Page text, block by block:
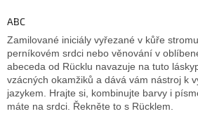
ABC
Zamilované iniciály vyřezané v kůře
perníkovém srdci nebo věnování v
abeceda od Rücklu navazuje na tuto
vzácných okamžiků a dává vám nástroj k
jazykem. Hrajte si, kombinujte barvy i
máte na srdci. Řekněte to s Rücklem.